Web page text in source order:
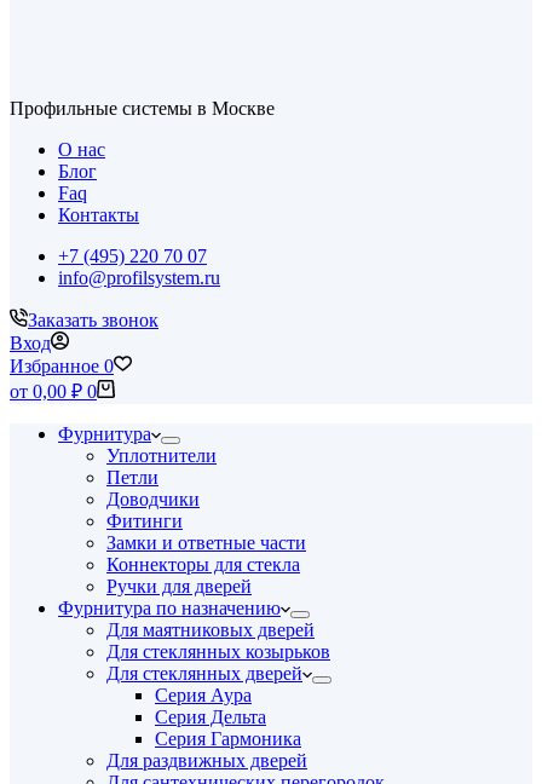
Профильные системы в Москве
О нас
Блог
Faq
Контакты
+7 (495) 220 70 07
info@profilsystem.ru
Заказать звонок
Вход
Избранное 0
Корзина
от 0,00 ₽ 0
Фурнитура
Уплотнители
Петли
Доводчики
Фитинги
Замки и ответные части
Коннекторы для стекла
Ручки для дверей
Фурнитура по назначению
Для маятниковых дверей
Для стеклянных козырьков
Для стеклянных дверей
Серия Аура
Серия Дельта
Серия Гармоника
Для раздвижных дверей